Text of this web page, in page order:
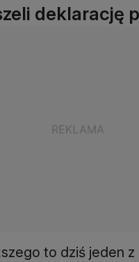
deklarację
to dziś jeden